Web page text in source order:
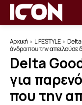
Αρχική LIFESTYLE
Delta
άνδρα που την απειλούσε
Delta
για
που την